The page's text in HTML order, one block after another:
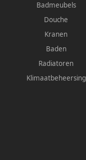
Badmeubels
Douche
Kranen
Baden
Radiatoren
Klimaatbeheersing